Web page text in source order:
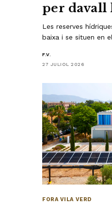
per davall
Les reserves
baixa i se situen en
F.V.
27 JULIOL 2026
FORA VILA VERD